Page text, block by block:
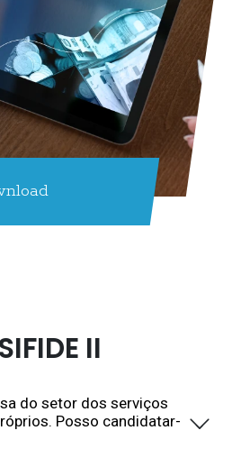
II
do setor dos serviços
Posso candidatar-